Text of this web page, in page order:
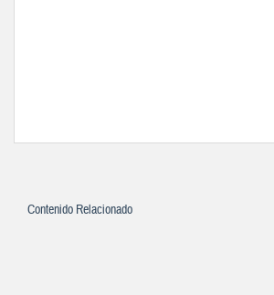
Contenido Relacionado